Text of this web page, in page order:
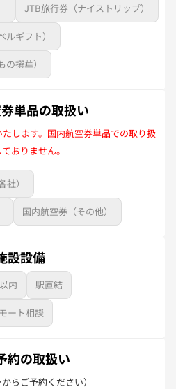
JTB旅行券（ナイストリップ）
ギフト）
撰華）
単品の取扱い
します。国内航空券単品での取り扱
おりません。
）
国内航空券（その他）
設設備
内 駅直結
ート相談
約の取扱い
からご予約ください）